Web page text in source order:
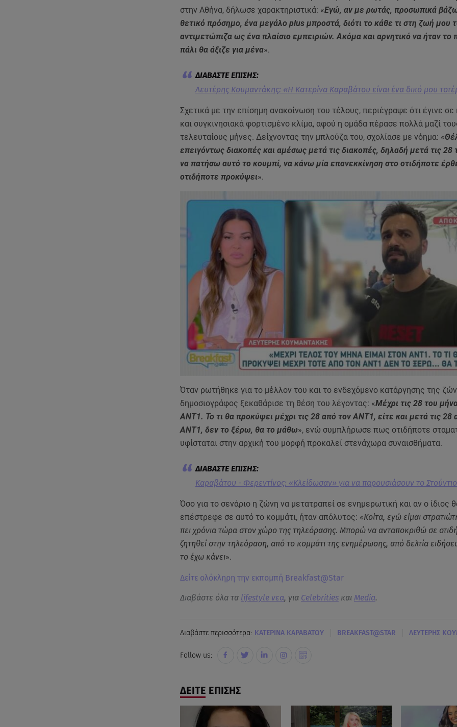
στην Αθήνα, δήλωσε χαρακτηριστικά: «Εγώ, αν με ρωτάς, προσωπικά
θετικό πρόσημο, ένα μεγάλο plus μπροστά, διότι το κάθε τι στη ζωή μου
αντιμετώπιζα ως ένα πλαίσιο εμπειριών. Ακόμα και αρνητικό να ήταν το
πάλι θα άξιζε για μένα».
Λευτέρης Κουμαντάκης: «Η Κατερίνα Καραβάτου είναι ένα δικό μου
Σχετικά με την επίσημη ανακοίνωση του τέλους, περιέγραψε ότι έγινε
και συγκινησιακά φορτισμένο κλίμα, αφού η ομάδα πέρασε πολλά μαζί
τελευταίους μήνες. Δείχνοντας την μπλούζα του, σχολίασε με νόημα: «
επειγόντως διακοπές και αμέσως μετά τις διακοπές, δηλαδή μετά τις 28
να πατήσω αυτό το κουμπί, να κάνω μία επανεκκίνηση στο οτιδήποτε
οτιδήποτε προκύψει».
Όταν ρωτήθηκε για το μέλλον του και το ενδεχόμενο κατάργησης της
δημοσιογράφος ξεκαθάρισε τη θέση του λέγοντας: «Μέχρι τις 28 του
ΑΝΤ1. Το τι θα προκύψει μέχρι τις 28 από τον ΑΝΤ1, είτε και μετά τις 28
ΑΝΤ1, δεν το ξέρω, θα το μάθω», ενώ συμπλήρωσε πως οτιδήποτε
υφίσταται στην αρχική του μορφή προκαλεί στενάχωρα συναισθήματα.
Καραβάτου - Φερεντίνος: «Κλείδωσαν» για να παρουσιάσουν το
Όσο για το σενάριο η ζώνη να μετατραπεί σε ενημερωτική και αν ο ίδιος
επέστρεφε σε αυτό το κομμάτι, ήταν απόλυτος: «Κοίτα, εγώ είμαι
πει χρόνια τώρα στον χώρο της τηλεόρασης. Μπορώ να ανταποκριθώ σε
ζητηθεί στην τηλεόραση, από το κομμάτι της ενημέρωσης, από δελτία
το έχω κάνει».
Δείτε ολόκληρη την εκπομπή Breakfast@Star
Διαβάστε όλα τα lifestyle νεα, για Celebritiesκαι Media.
Διαβάστε περισσότερα: ΚΑΤΕΡΙΝΑ ΚΑΡΑΒΑΤΟΥ BREAKFAST@STAR ΛΕΥΤΕΡΗΣ
Follow us:
ΔΕΙΤΕ ΕΠΙΣΗΣ